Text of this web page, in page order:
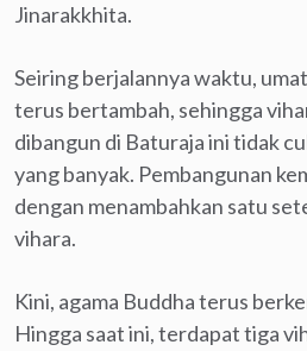
Jinarakkhita.
Seiring berjalannya waktu,
terus bertambah, sehingga
dibangun di Baturaja ini tidak
yang banyak. Pembangunan
dengan menambahkan satu
vihara.
Kini, agama Buddha terus
Hingga saat ini, terdapat tiga